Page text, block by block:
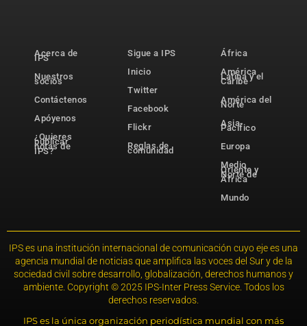
Acerca de
IPS
Nuestros
socios
Contáctenos
Apóyenos
¿Quieres
publicar
notas de
IPS?
Sigue a IPS
Inicio
Twitter
Facebook
Flickr
Reglas de
comunidad
África
América
Latina y el
Caribe
América del
Norte
Asia-
Pacífico
Europa
Medio
Oriente y
Norte de
África
Mundo
IPS es una institución internacional de comunicación cuyo eje es una
agencia mundial de noticias que amplifica las voces del Sur y de la
sociedad civil sobre desarrollo, globalización, derechos humanos y
ambiente. Copyright © 2025 IPS-Inter Press Service. Todos los
derechos reservados.
IPS es la única organización periodística mundial con más